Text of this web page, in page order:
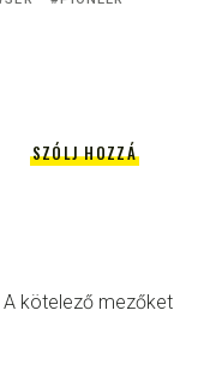
SZÓLJ HOZZÁ
A kötelező mezőket